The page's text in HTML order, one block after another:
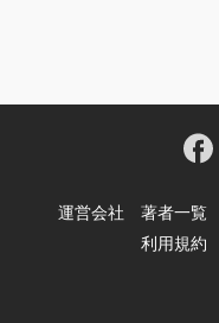
運営会社 著者一覧
利用規約